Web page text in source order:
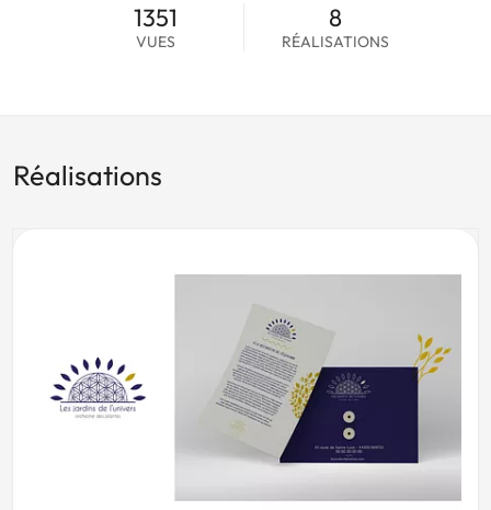
1351
VUES
8
RÉALISATIONS
Réalisations